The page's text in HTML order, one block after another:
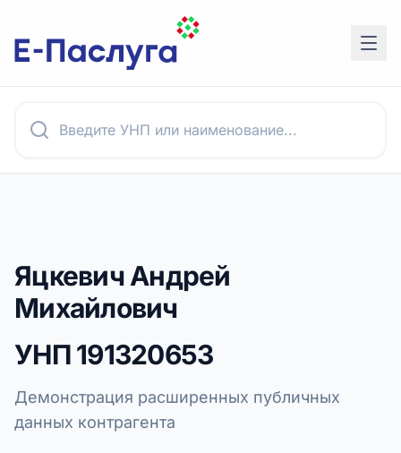
Яцкевич Андрей
Михайлович
УНП191320653
Демонстрация расширенных публичных
данных контрагента